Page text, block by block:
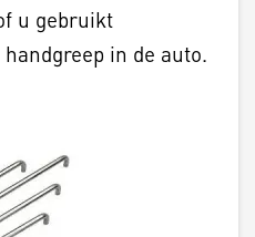
u gebruikt
in de auto.